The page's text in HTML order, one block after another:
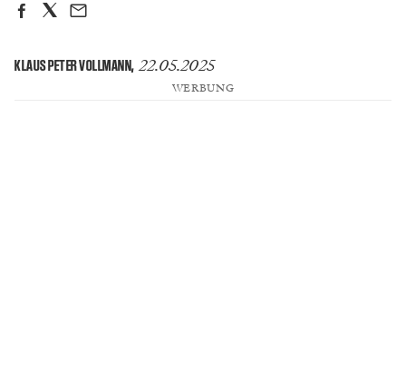
KLAUS PETER VOLLMANN, 22.05.2025
WERBUNG